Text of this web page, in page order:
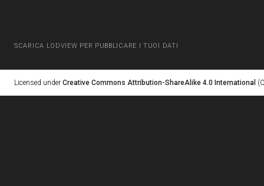
SCARICA LODVIEW PER PUBBLICARE I TUOI DATI
Licensed under Creative Commons Attribution-ShareAlike 4.0 International